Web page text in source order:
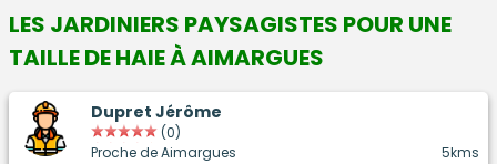
LES JARDINIERS PAYSAGISTES POUR UNE
TAILLE DE HAIE À AIMARGUES
Dupret Jérôme
(0)
Proche de Aimargues
5kms